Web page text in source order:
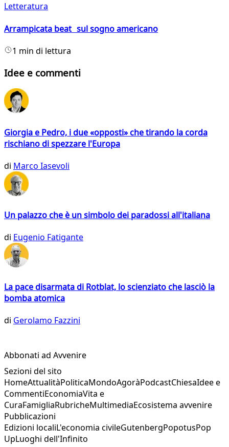
Letteratura
Arrampicata beat sul sogno americano
1 min di lettura
Idee e commenti
Giorgia e Pedro, i due «opposti» che tirando la corda
rischiano di spezzare l'Europa
di Marco Iasevoli
Un palazzo che è un simbolo dei paradossi all'italiana
di Eugenio Fatigante
La pace disarmata di Rotblat, lo scienziato che lasciò la
bomba atomica
di Gerolamo Fazzini
Abbonati ad Avvenire
Sezioni del sito
HomeAttualitàPoliticaMondoAgoràPodcastChiesaIdee e
CommentiEconomiaVita e
CuraFamigliaRubricheMultimediaEcosistema avvenire
Pubblicazioni
Edizioni localiL'economia civileGutenbergPopotusPop
UpLuoghi dell'Infinito